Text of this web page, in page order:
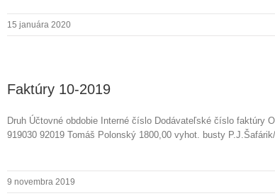
15 januára 2020
Faktúry 10-2019
Druh Účtovné obdobie Interné číslo Dodávateľské číslo faktúry
919030 92019 Tomáš Polonský 1800,00 vyhot. busty
9 novembra 2019